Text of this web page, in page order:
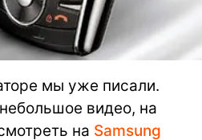
мы уже писали.
видео, на
на Samsung